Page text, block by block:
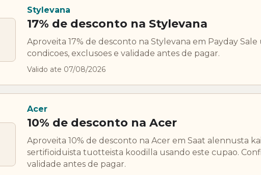
Stylevana
17% de desconto na Stylevana
Aproveita 17% de desconto na Stylevana em Payday
condicoes, exclusoes e validade antes de pagar.
Valido ate 07/08/2026
Acer
10% de desconto na Acer
Aproveita 10% de desconto na Acer em Saat alennusta
sertifioiduista tuotteista koodilla usando este cupao.
validade antes de pagar.